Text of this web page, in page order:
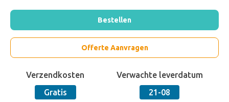
Bestellen
Offerte Aanvragen
Verzendkosten
Gratis
Verwachte leverdatum
21-08